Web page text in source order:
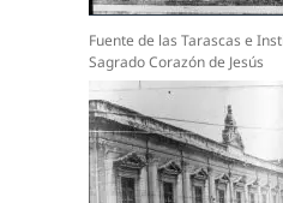
Fuente de las Tarascas e
Sagrado Corazón de Jesús